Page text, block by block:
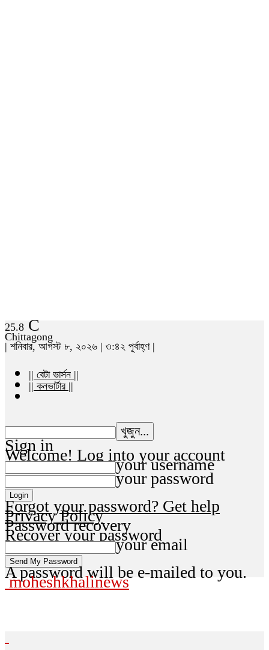
25.8 C
Chittagong
| শনিবার, আগস্ট ৮, ২০২৬ | ৩:৪২ পূর্বাহ্ণ |
|| বেটা ভার্সন ||
|| কনভার্টার ||
Sign in
Welcome! Log into your account
your username
your password
Forgot your password? Get help
Privacy Policy
Password recovery
Recover your password
your email
A password will be e-mailed to you.
moheshkhalinews